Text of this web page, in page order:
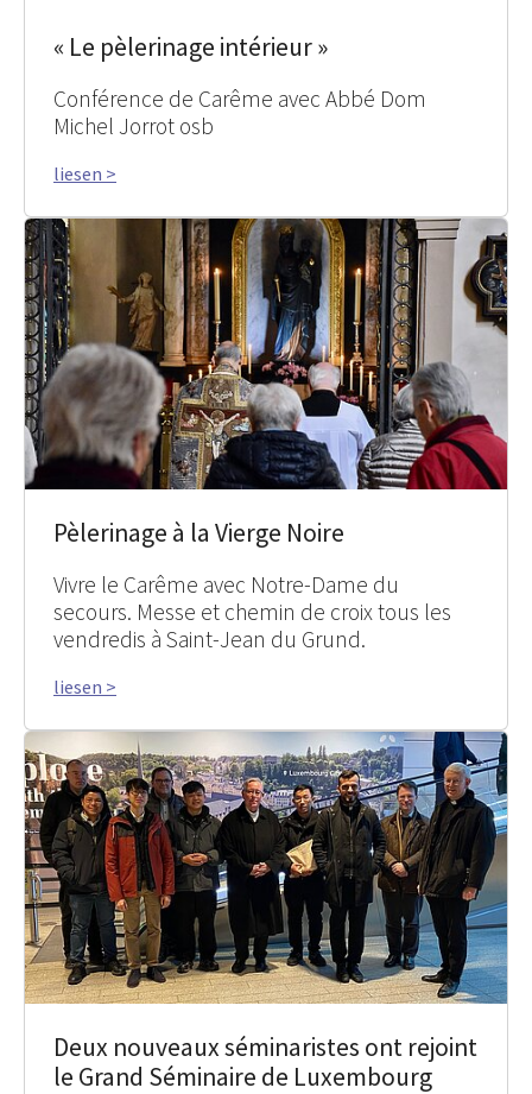
« Le pèlerinage intérieur »
Conférence de Carême avec Abbé Dom
Michel Jorrot osb
liesen >
Pèlerinage à la Vierge Noire
Vivre le Carême avec Notre-Dame du
secours. Messe et chemin de croix tous les
vendredis à Saint-Jean du Grund.
liesen >
Deux nouveaux séminaristes ont rejoint
le Grand Séminaire de Luxembourg